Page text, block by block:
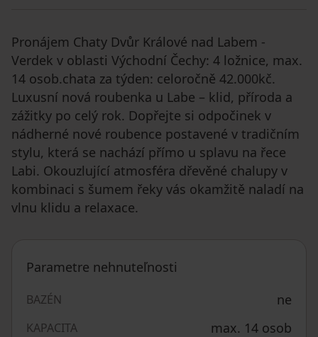
Pronájem Chaty Dvůr Králové nad Labem -
Verdek v oblasti Východní Čechy: 4 ložnice, max.
14 osob.chata za týden: celoročně 42.000kč.
Luxusní nová roubenka u Labe – klid, příroda a
zážitky po celý rok. Dopřejte si odpočinek v
nádherné nové roubence postavené v tradičním
stylu, která se nachází přímo u splavu na řece
Labi. Okouzlující atmosféra dřevěné chalupy v
kombinaci s šumem řeky vás okamžitě naladí na
vlnu klidu a relaxace.
Parametre nehnuteľnosti
BAZÉN ne
KAPACITA max. 14 osob